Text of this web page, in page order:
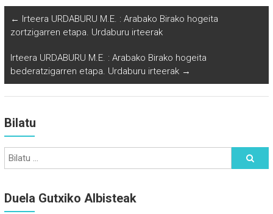
← Irteera URDABURU M.E. : Arabako Birako hogeita
zortzigarren etapa. Urdaburu irteerak
Irteera URDABURU M.E. : Arabako Birako hogeita
bederatzigarren etapa. Urdaburu irteerak →
Bilatu
Duela Gutxiko Albisteak